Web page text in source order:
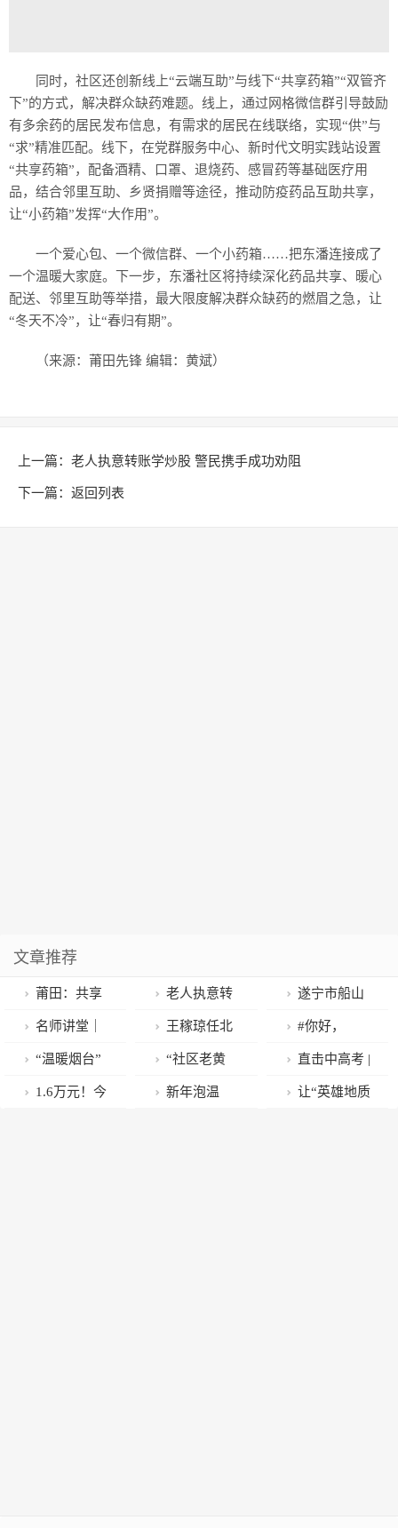
同时，社区还创新线上“云端互助”与线下“共享药箱”“双管齐
下”的方式，解决群众缺药难题。线上，通过网格微信群引导鼓励
有多余药的居民发布信息，有需求的居民在线联络，实现“供”与
“求”精准匹配。线下，在党群服务中心、新时代文明实践站设置
“共享药箱”，配备酒精、口罩、退烧药、感冒药等基础医疗用
品，结合邻里互助、乡贤捐赠等途径，推动防疫药品互助共享，
让“小药箱”发挥“大作用”。
一个爱心包、一个微信群、一个小药箱……把东潘连接成了
一个温暖大家庭。下一步，东潘社区将持续深化药品共享、暖心
配送、邻里互助等举措，最大限度解决群众缺药的燃眉之急，让
“冬天不冷”，让“春归有期”。
（来源：莆田先锋 编辑：黄斌）
上一篇： 老人执意转账学炒股 警民携手成功劝阻
下一篇： 返回列表
文章推荐
莆田：共享
药箱“邻”距离
解决群众“药”
紧事
老人执意转
账学炒股 警民
携手成功劝阻
遂宁市船山
区老城区腾退
地块开发利用
赋能设计方案
名师讲堂｜
钟传祎：基于
跨学科学习的
王稼琼任北
京交通大学党
委书记 余祖俊
#你好，
110#曹锋：无
论到哪里 我都
“温暖烟台”
慈善捐助活动
“社区老黄
牛”彭必学、
直击中高考 |
探究：古汉语
1.6万元！今 新年泡温 让“英雄地质